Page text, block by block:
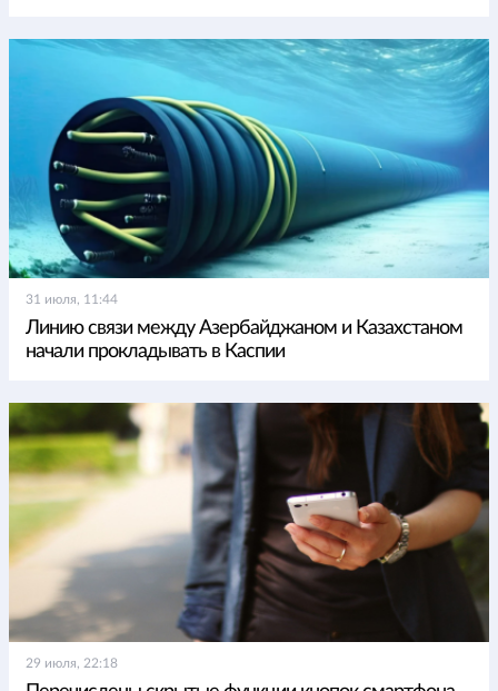
31 июля, 11:44
Линию связи между Азербайджаном и Казахстаном
начали прокладывать в Каспии
29 июля, 22:18